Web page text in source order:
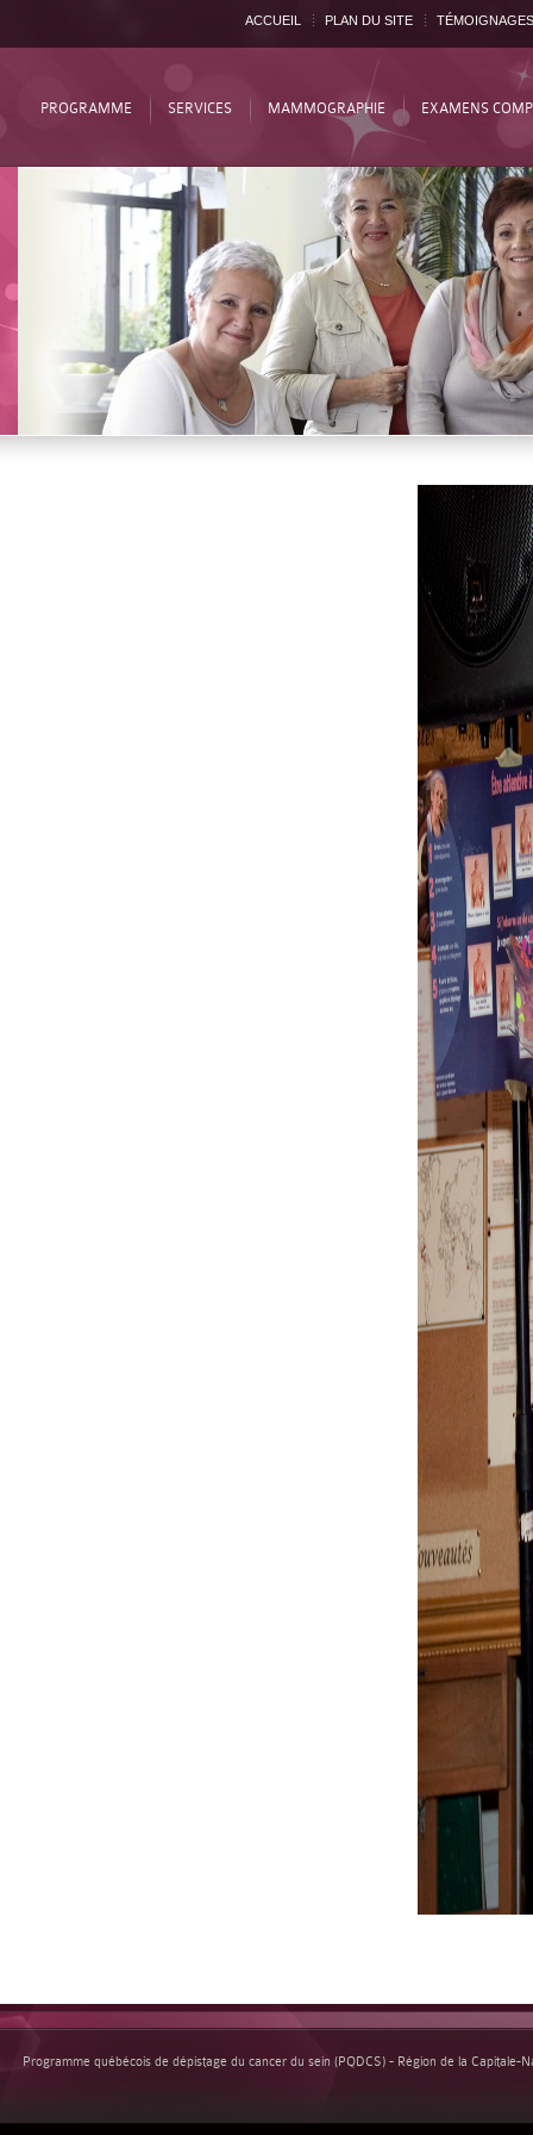
ACCUEIL PLAN DU SITE TÉMOIGNAGES
PROGRAMME SERVICES MAMMOGRAPHIE EXAMENS
Programme québécois de dépistage du cancer du sein (PQDCS) - Région de la Capitale-